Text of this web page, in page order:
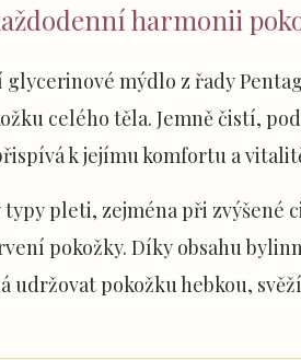
harmonii
mýdlo z řady
celého těla. Jemně čistí,
k jejímu komfortu a
typy pleti, zejména při zvýšené
pokožky. Díky obsahu
udržovat pokožku hebkou,